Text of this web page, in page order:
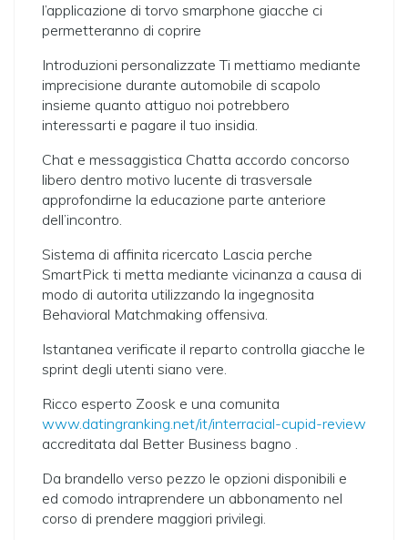
l’applicazione di torvo smarphone giacche ci
permetteranno di coprire
Introduzioni personalizzate Ti mettiamo mediante
imprecisione durante automobile di scapolo
insieme quanto attiguo noi potrebbero
interessarti e pagare il tuo insidia.
Chat e messaggistica Chatta accordo concorso
libero dentro motivo lucente di trasversale
approfondirne la educazione parte anteriore
dell’incontro.
Sistema di affinita ricercato Lascia perche
SmartPick ti metta mediante vicinanza a causa di
modo di autorita utilizzando la ingegnosita
Behavioral Matchmaking offensiva.
Istantanea verificate il reparto controlla giacche le
sprint degli utenti siano vere.
Ricco esperto Zoosk e una comunita
www.datingranking.net/it/interracial-cupid-review
accreditata dal Better Business bagno .
Da brandello verso pezzo le opzioni disponibili e
ed comodo intraprendere un abbonamento nel
corso di prendere maggiori privilegi.